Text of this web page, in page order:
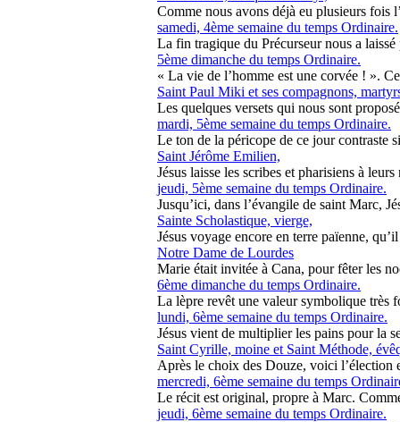
Comme nous avons déjà eu plusieurs fois
samedi, 4ème semaine du temps Ordinaire.
La fin tragique du Précurseur nous a laissé
5ème dimanche du temps Ordinaire.
« La vie de l’homme est une corvée ! ».
Saint Paul Miki et ses compagnons,
Les quelques versets qui nous sont
mardi, 5ème semaine du temps Ordinaire.
Le ton de la péricope de ce jour contraste
Saint Jérôme Emilien,
Jésus laisse les scribes et pharisiens à
jeudi, 5ème semaine du temps Ordinaire.
Jusqu’ici, dans l’évangile de saint Marc,
Sainte Scholastique, vierge,
Jésus voyage encore en terre païenne,
Notre Dame de Lourdes
Marie était invitée à Cana, pour fêter les
6ème dimanche du temps Ordinaire.
La lèpre revêt une valeur symbolique très
lundi, 6ème semaine du temps Ordinaire.
Jésus vient de multiplier les pains pour la
Saint Cyrille, moine et Saint Méthode,
Après le choix des Douze, voici l’élection
mercredi, 6ème semaine du temps
Le récit est original, propre à Marc.
jeudi, 6ème semaine du temps Ordinaire.